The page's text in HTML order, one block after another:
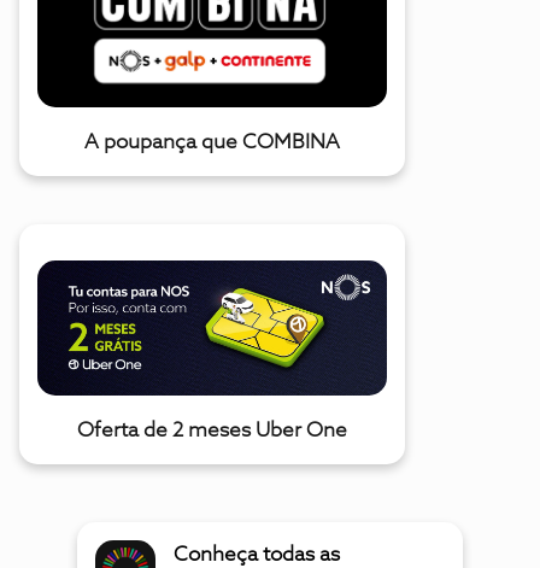
A poupança que COMBINA
Oferta de 2 meses Uber One
Conheça todas as